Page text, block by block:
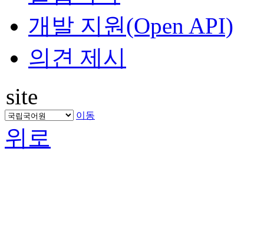
개발 지원(Open API)
의견 제시
site
이동
위로